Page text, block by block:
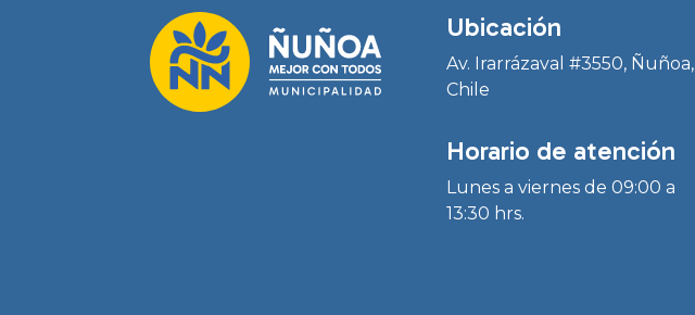
Ubicación
Av. Irarrázaval #3550, Ñuñoa,
Chile
Horario de atención
Lunes a viernes de 09:00 a
13:30 hrs.